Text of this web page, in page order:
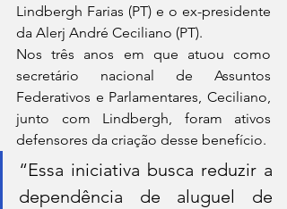
Lindbergh Farias (PT) e o ex-presidente
da Alerj André Ceciliano (PT).
Nos três anos em que atuou como
secretário nacional de Assuntos
Federativos e Parlamentares, Ceciliano,
junto com Lindbergh, foram ativos
defensores da criação desse benefício.
“Essa iniciativa busca reduzir a
dependência de aluguel de